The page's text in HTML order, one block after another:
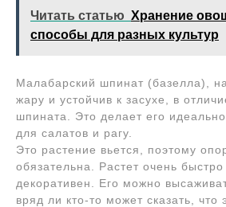
Читать статью Хранение
способы для разных культур
Малабарский шпинат (базелла),
жару и устойчив к засухе, в
шпината. Это делает его
для салатов и рагу.
Это растение вьется, поэтому
обязательна. Растет очень
декоративен. Его можно
вряд ли кто-то может сказать,